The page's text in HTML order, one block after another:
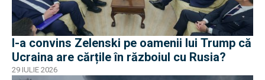
I-a convins Zelenski pe oamenii lui Trump că
Ucraina are cărțile în războiul cu Rusia?
29 IULIE 2026